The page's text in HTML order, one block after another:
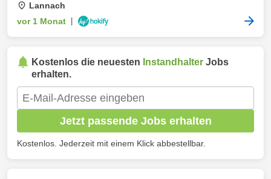
Lannach
vor 1 Monat
Kostenlos die neuesten Instandhalter Jobs
erhalten.
Jetzt passende Jobs erhalten
Kostenlos. Jederzeit mit einem Klick abbestellbar.